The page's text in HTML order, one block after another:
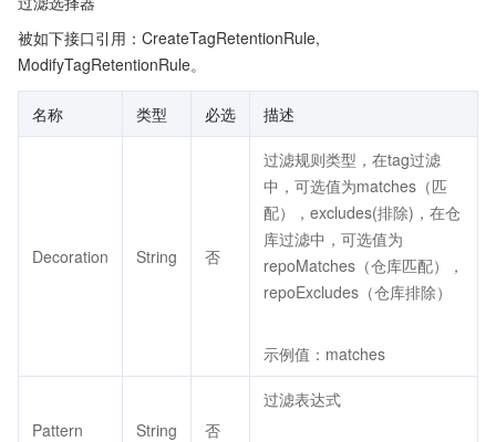
被如下接口引用：CreateTagRetentionRule,
ModifyTagRetentionRule。
名称 类型 必选 描述
Decoration String 否
过滤规则类型，在tag过滤
中，可选值为matches（匹
配），excludes(排除)，在仓
库过滤中，可选值为
repoMatches（仓库匹配），
repoExcludes（仓库排除）
示例值：matches
Pattern String 否
过滤表达式